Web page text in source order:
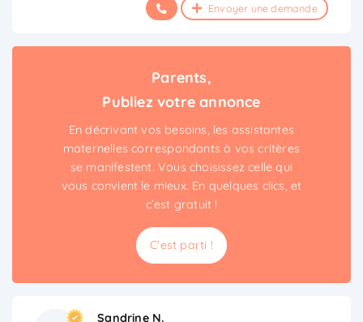
Envoyer une demande
Parents,
Publiez votre annonce
En décrivant vos besoins, les assistantes
maternelles correspondants à vos critères
se manifestent. Vous choisissez celle qui
vous convient le mieux. En quelques clics, et
c’est gratuit !
C'est parti !
Sandrine N.